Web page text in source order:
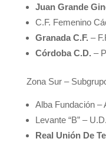
Juan Grande
C.F. Femenino
Granada C.F. –
Córdoba C.D. –
Zona Sur –
Alba Fundación –
Levante “B” –
Real Unión De